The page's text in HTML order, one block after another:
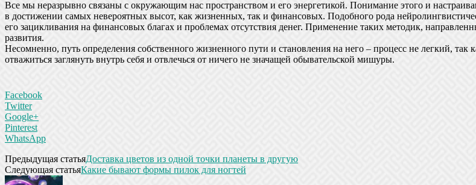
Все мы неразрывно связаны с окружающим нас пространством и его энергетикой. Понимание этого и
в достижении самых невероятных высот, как жизненных, так и финансовых. Подобного рода
его зацикливания на финансовых благах и проблемах отсутствия денег. Применение таких методик,
развития.
Несомненно, путь определения собственного жизненного пути и становления на него – процесс не легкий,
отважиться заглянуть внутрь себя и отвлечься от ничего не значащей обывательской мишуры.
Facebook
Twitter
Google+
Pinterest
WhatsApp
Предыдущая статьяДоставка цветов из одной точки планеты в другую
Следующая статьяКакие бывают формы пилок для ногтей